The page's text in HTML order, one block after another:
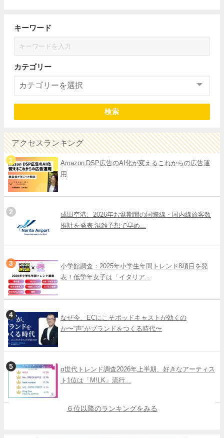
キーワード
カテゴリー
検索
アクセスランキング
Amazon DSP広告のAI化が変えるこれからの広告運
用
成田空港、2026年お盆期間の国際線・国内線旅客数
推計を発表 混雑予想で早め...
小学館調査：2025年小学生年間トレンド8項目を発
表！低学年女子は「イタリア...
なぜ今、ECにこそポッドキャストが効くの
か〜“声”がブランドをつくる時代〜
α世代トレンド調査2026年上半期、好きなアーティス
ト1位は「M!LK」流行...
６位以降のランキングをみる